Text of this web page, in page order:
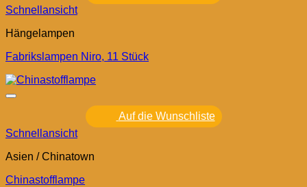
Schnellansicht
Hängelampen
Fabrikslampen Niro, 11 Stück
Auf die Wunschliste
Schnellansicht
Asien / Chinatown
Chinastofflampe